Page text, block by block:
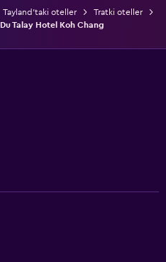
Tayland'taki oteller
Tratki oteller
Du Talay Hotel Koh Chang